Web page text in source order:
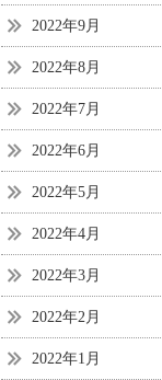
2022年9月
2022年8月
2022年7月
2022年6月
2022年5月
2022年4月
2022年3月
2022年2月
2022年1月